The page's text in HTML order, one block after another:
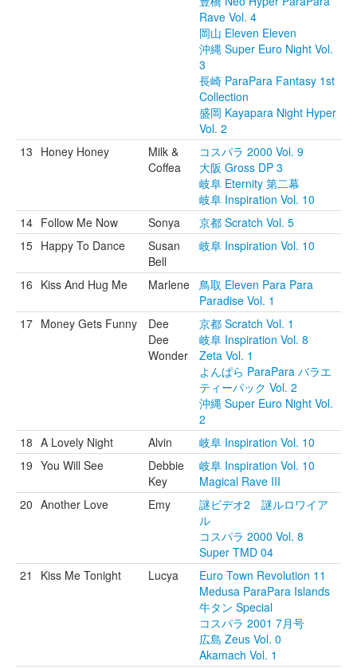
Rave Vol. 4
岡山 Eleven Eleven
沖縄 Super Euro Night Vol.
3
長崎 ParaPara Fantasy 1st
Collection
盛岡 Kayapara Night Hyper
Vol. 2
13 Honey Honey
Milk &
Coffea
コスパラ 2000 Vol. 9
大阪 Gross DP 3
岐阜 Eternity 第二幕
岐阜 Inspiration Vol. 10
14 Follow Me Now Sonya
京都 Scratch Vol. 5
15 Happy To Dance
Susan
Bell
岐阜 Inspiration Vol. 10
16 Kiss And Hug Me Marlene 鳥取 Eleven Para Para
Paradise Vol. 1
17 Money Gets Funny
Dee
Dee
Wonder
京都 Scratch Vol. 1
岐阜 Inspiration Vol. 8
Zeta Vol. 1
よんぱら ParaPara バラエ
ティーパック Vol. 2
沖縄 Super Euro Night Vol.
2
18 A Lovely Night Alvin
岐阜 Inspiration Vol. 10
19 You Will See
Debbie
Key
岐阜 Inspiration Vol. 10
Magical Rave III
20 Another Love Emy
謎ビデオ2 謎ルロワイア
ル
コスパラ 2000 Vol. 8
Super TMD 04
21
Kiss Me Tonight Lucya
Euro Town Revolution 11
Medusa ParaPara Islands
牛タン Special
コスパラ 2001 7月号
広島 Zeus Vol. 0
Akamach Vol. 1